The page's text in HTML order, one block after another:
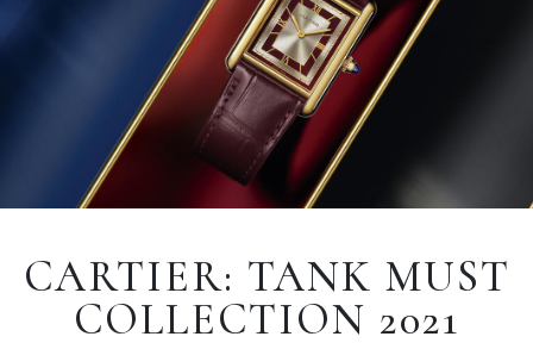
CARTIER: TANK MUST
COLLECTION 2021